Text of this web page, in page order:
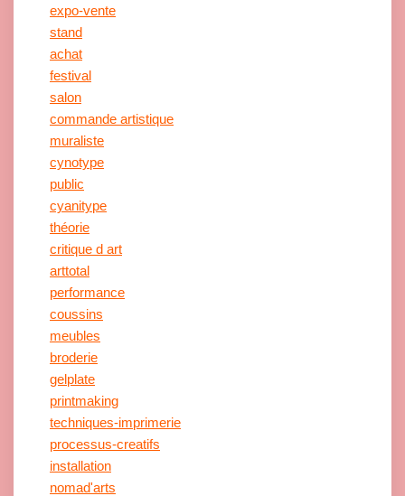
expo-vente
stand
achat
festival
salon
commande artistique
muraliste
cynotype
public
cyanitype
théorie
critique d art
arttotal
performance
coussins
meubles
broderie
gelplate
printmaking
techniques-imprimerie
processus-creatifs
installation
nomad'arts